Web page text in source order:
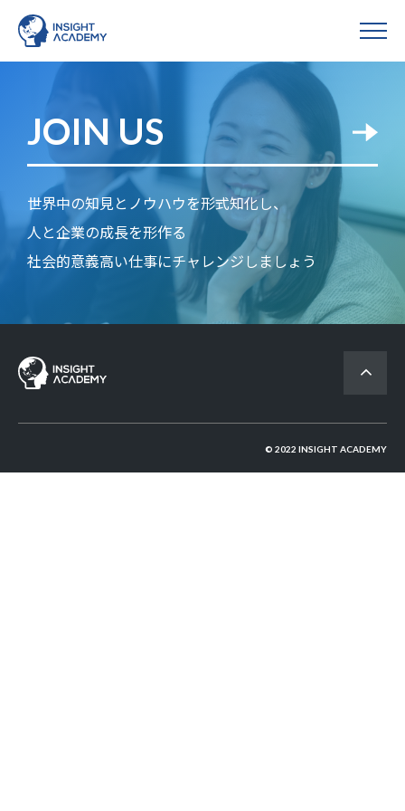
JOIN US
世界中の知見とノウハウを形式知化し、
人と企業の成長を形作る
社会的意義高い仕事にチャレンジしましょう
©︎ 2022 INSIGHT ACADEMY